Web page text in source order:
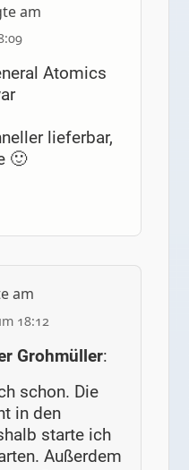
am
Atomics
lieferbar,
🙂
am
18:12
Grohmüller:
schon. Die
in den
starte ich
Außerdem